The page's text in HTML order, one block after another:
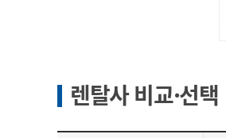
렌탈사 비교·선택